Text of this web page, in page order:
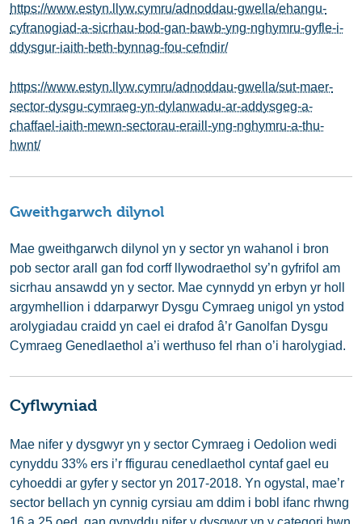
https://www.estyn.llyw.cymru/adnoddau-gwella/ehangu-
cyfranogiad-a-sicrhau-bod-gan-bawb-yng-nghymru-gyfle-i-
ddysgur-iaith-beth-bynnag-fou-cefndir/
https://www.estyn.llyw.cymru/adnoddau-gwella/sut-maer-
sector-dysgu-cymraeg-yn-dylanwadu-ar-addysgeg-a-
chaffael-iaith-mewn-sectorau-eraill-yng-nghymru-a-thu-
hwnt/
Gweithgarwch dilynol
Mae gweithgarwch dilynol yn y sector yn wahanol i bron
pob sector arall gan fod corff llywodraethol sy’n gyfrifol am
sicrhau ansawdd yn y sector. Mae cynnydd yn erbyn yr holl
argymhellion i ddarparwyr Dysgu Cymraeg unigol yn ystod
arolygiadau craidd yn cael ei drafod â’r Ganolfan Dysgu
Cymraeg Genedlaethol a’i werthuso fel rhan o’i harolygiad.
Cyflwyniad
Mae nifer y dysgwyr yn y sector Cymraeg i Oedolion wedi
cynyddu 33% ers i’r ffigurau cenedlaethol cyntaf gael eu
cyhoeddi ar gyfer y sector yn 2017-2018. Yn ogystal, mae’r
sector bellach yn cynnig cyrsiau am ddim i bobl ifanc rhwng